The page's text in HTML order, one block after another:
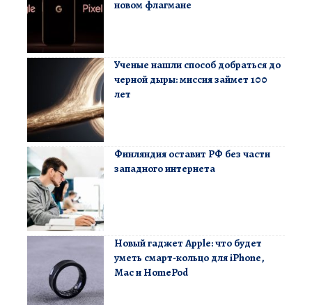
новом флагмане
Ученые нашли способ добраться до
черной дыры: миссия займет 100
лет
Финляндия оставит РФ без части
западного интернета
Новый гаджет Apple: что будет
уметь смарт-кольцо для iPhone,
Mac и HomePod